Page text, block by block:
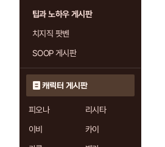
팁과 노하우 게시판
치지직 팟벤
SOOP 게시판
캐릭터 게시판
피오나
리시타
이비
카이